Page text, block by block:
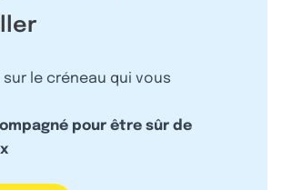
sur le créneau qui vous
pour être sûr de